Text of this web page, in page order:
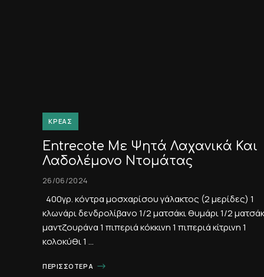
ΚΡΈΑΣ
Entrecote Με Ψητά Λαχανικά Και
Λαδολέμονο Ντομάτας
26/06/2024
400γρ. κόντρα μοσχαρίσου γάλακτος (2 μερίδες) 1
κλωνάρι δενδρολίβανο 1/2 ματσάκι θυμάρι 1/2
μαντζουράνα 1 πιπεριά κόκκινη 1 πιπεριά κίτρινη 1
κολοκύθι 1 …
ΠΕΡΙΣΣΌΤΕΡΑ